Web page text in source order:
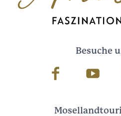
Besuche
Facebook Youtube